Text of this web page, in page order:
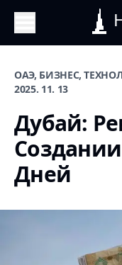
ОАЭ, БИЗНЕС,
2025. 11. 13
Дубай:
Дней